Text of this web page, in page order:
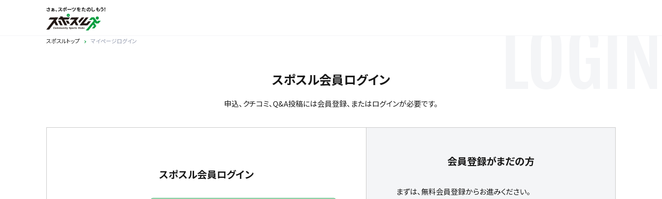
さぁ、スポーツをたのしもう！
スポスルトップ マイページログイン
スポスル会員ログイン
申込、クチコミ、Q&A投稿には会員登録、またはログインが必要です。
スポスル会員ログイン
会員登録がまだの方
まずは、無料会員登録からお進みください。